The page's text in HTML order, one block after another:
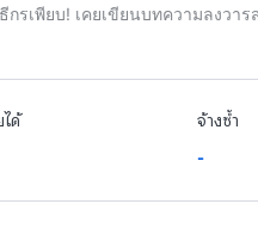
เพียบ! เคยเขียนบทความลงวาร
ด้ จ้างซ้ำ
-